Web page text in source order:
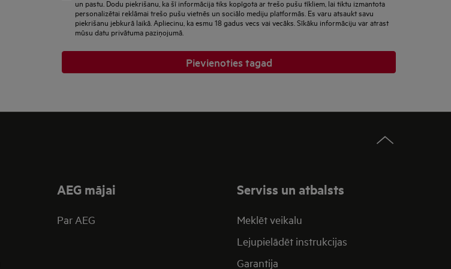
šeit
un pastu. Dodu piekrišanu, ka šī informācija tiks kopīgota ar trešo pušu tīkliem, lai tiktu izmantota
personalizētai reklāmai trešo pušu vietnēs un sociālo mediju platformās. Es varu atsaukt savu
piekrišanu jebkurā laikā. Apliecinu, ka esmu 18 gadus vecs vai vecāks. Sīkāku informāciju var atrast
mūsu datu privātuma paziņojumā.
Pievienoties tagad
AEG mājai
Par AEG
Serviss un atbalsts
Meklēt veikalu
Lejupielādēt instrukcijas
Garantija